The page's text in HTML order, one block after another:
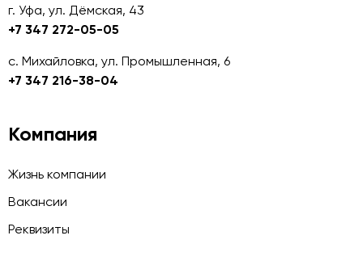
г. Уфа, ул. Дёмская, 43
+7 347 272-05-05
с. Михайловка, ул. Промышленная, 6
+7 347 216-38-04
Компания
Жизнь компании
Вакансии
Реквизиты